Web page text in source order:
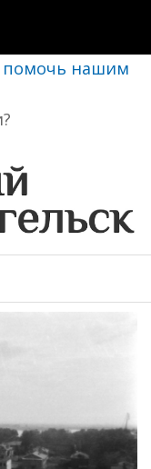
помочь нашим